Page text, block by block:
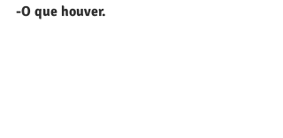
-O que houver.